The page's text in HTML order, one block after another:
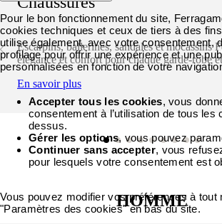
Escarpins, ballerines, sandales et mocassins
élégance et confort pour chaque garde-robe
En savoir plus
HOMME
Pour le bon fonctionnement du site,
cookies techniques et ceux de tiers à des
utilise également, avec votre consentement,
profilage pour offrir une expérience et une
personnalisées en fonction de votre
Accepter tous les cookies, vous
consentement à l’utilisation de tous les
dessus.
Gérer les options, vous pouvez
Continuer sans accepter, vous
pour lesquels votre consentement est
Vous pouvez modifier vos préférences à tout
"Paramètres des cookies" en bas du site.